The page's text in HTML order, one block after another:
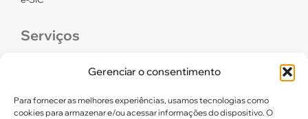
Gerenciar o consentimento
Para fornecer as melhores experiências, usamos tecnologias como
cookies para armazenar e/ou acessar informações do dispositivo. O
Serviços